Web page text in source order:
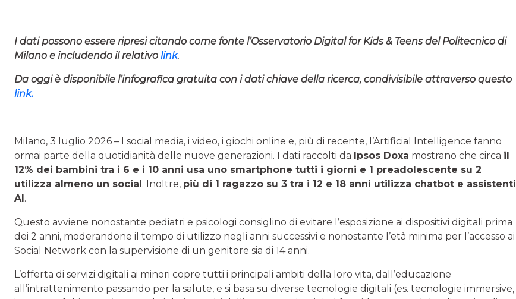
I dati possono essere ripresi citando come fonte l’Osservatorio Digital for Kids & Teens del Politecnico di
Milano e includendo il relativo link.
Da oggi è disponibile l’infografica gratuita con i dati chiave della ricerca, condivisibile attraverso questo
link.
Milano, 3 luglio 2026 – I social media, i video, i giochi online e, più di recente, l’Artificial Intelligence fanno
ormai parte della quotidianità delle nuove generazioni. I dati raccolti da Ipsos Doxa mostrano che circa il
12% dei bambini tra i 6 e i 10 anni usa uno smartphone tutti i giorni e 1 preadolescente su 2
utilizza almeno un social. Inoltre, più di 1 ragazzo su 3 tra i 12 e 18 anni utilizza chatbot e assistenti
AI.
Questo avviene nonostante pediatri e psicologi consiglino di evitare l’esposizione ai dispositivi digitali prima
dei 2 anni, moderandone il tempo di utilizzo negli anni successivi e nonostante l’età minima per l’accesso ai
Social Network con la supervisione di un genitore sia di 14 anni.
L’offerta di servizi digitali ai minori copre tutti i principali ambiti della loro vita, dall’educazione
all’intrattenimento passando per la salute, e si basa su diverse tecnologie digitali (es. tecnologie immersive,